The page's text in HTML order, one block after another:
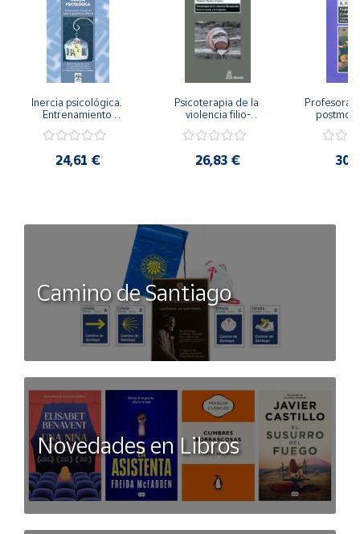
Inercia psicológica.
Entrenamiento
Igualdad de Género.
24,61 €
Psicoterapia de la
violencia filio-
secreto y la
26,83 €
Camino de Santiago
Novedades en Libros